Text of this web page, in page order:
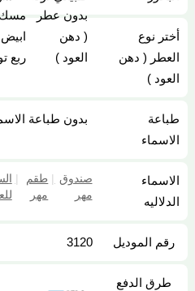
أختر نوع
العطر ( دهن
العود )
بدون عطر
( دهن
العود )
مسك
ابيض
ربع
طباعة
الاسماء
بدون طباعة
الاسماء
الدلاليه
صندوق
مهر
| طقم
مهر
|
رقم الموديل 3120
طرق الدفع